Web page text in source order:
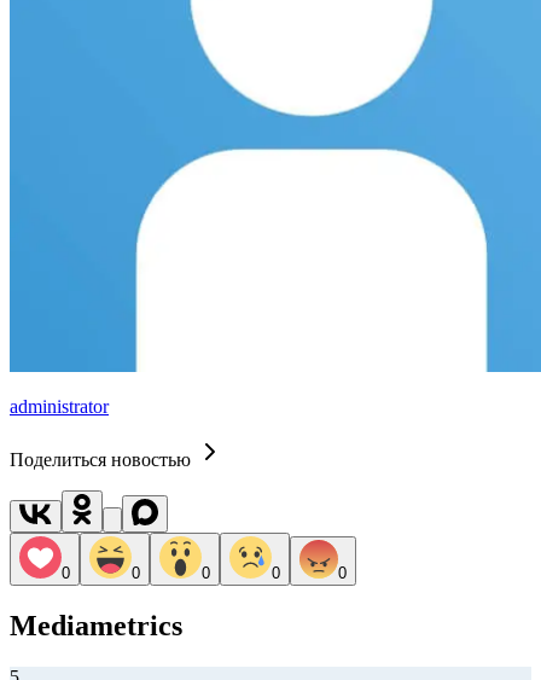
administrator
Поделиться новостью
0 0 0 0 0
Mediametrics